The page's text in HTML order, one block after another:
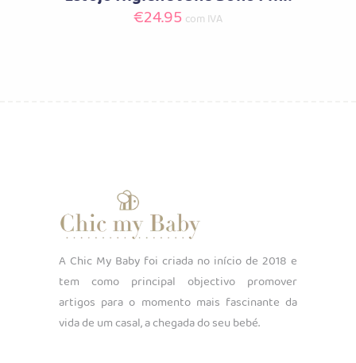
€24.95 com IVA
A Chic My Baby foi criada no início de 2018 e
tem como principal objectivo promover
artigos para o momento mais fascinante da
vida de um casal, a chegada do seu bebé.